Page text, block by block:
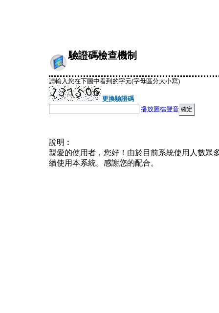
驗證碼檢查機制
請輸入您在下圖中看到的字元(字母區分大小寫)
更換驗證碼
播放圖檔聲音
說明︰
親愛的使用者，您好！由於目前系統使用人數眾
續使用本系統。感謝您的配合。